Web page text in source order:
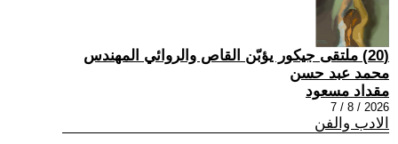
(20) ملتقى جيكور يؤبّن القاص والروائي المهندس
محمد عبد حسن
مقداد مسعود
2026 / 8 / 7
الادب والفن